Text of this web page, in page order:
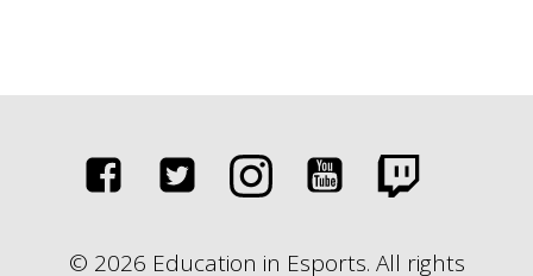
© 2026 Education in Esports. All rights